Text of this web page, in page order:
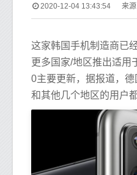
2020-12-04 13:43:54 来源
这家韩国手机制造商已
更多国家/地区推出适用
0主要更新，据报道，
和其他几个地区的用户